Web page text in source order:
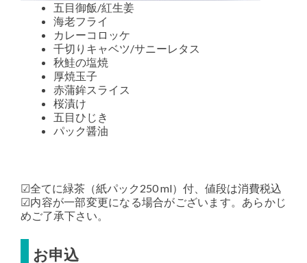
五目御飯/紅生姜
海老フライ
カレーコロッケ
千切りキャベツ/サニーレタス
秋鮭の塩焼
厚焼玉子
赤蒲鉾スライス
桜漬け
五目ひじき
パック醤油
☑全てに緑茶（紙パック250 ml）付、値段は消費税込
☑内容が一部変更になる場合がございます。あらかじ
めご了承下さい。
お申込